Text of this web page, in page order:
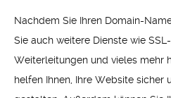
Nachdem Sie Ihren Domain-
Sie auch weitere Dienste wie
Weiterleitungen und vieles mehr
helfen Ihnen, Ihre Website sicher